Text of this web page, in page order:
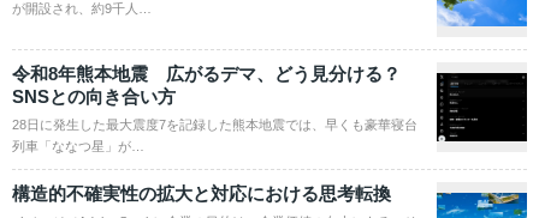
が開設され、約9千人…
令和8年熊本地震 広がるデマ、どう見分ける？
SNSとの向き合い方
28日に発生した最大震度7を記録した熊本地震では、早くも豪華寝台
列車「ななつ星」が…
構造的不確実性の拡大と対応における思考転換